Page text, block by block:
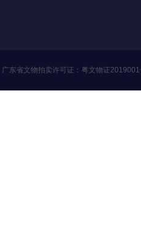
广东省文物拍卖许可证： 粤文物证2019001